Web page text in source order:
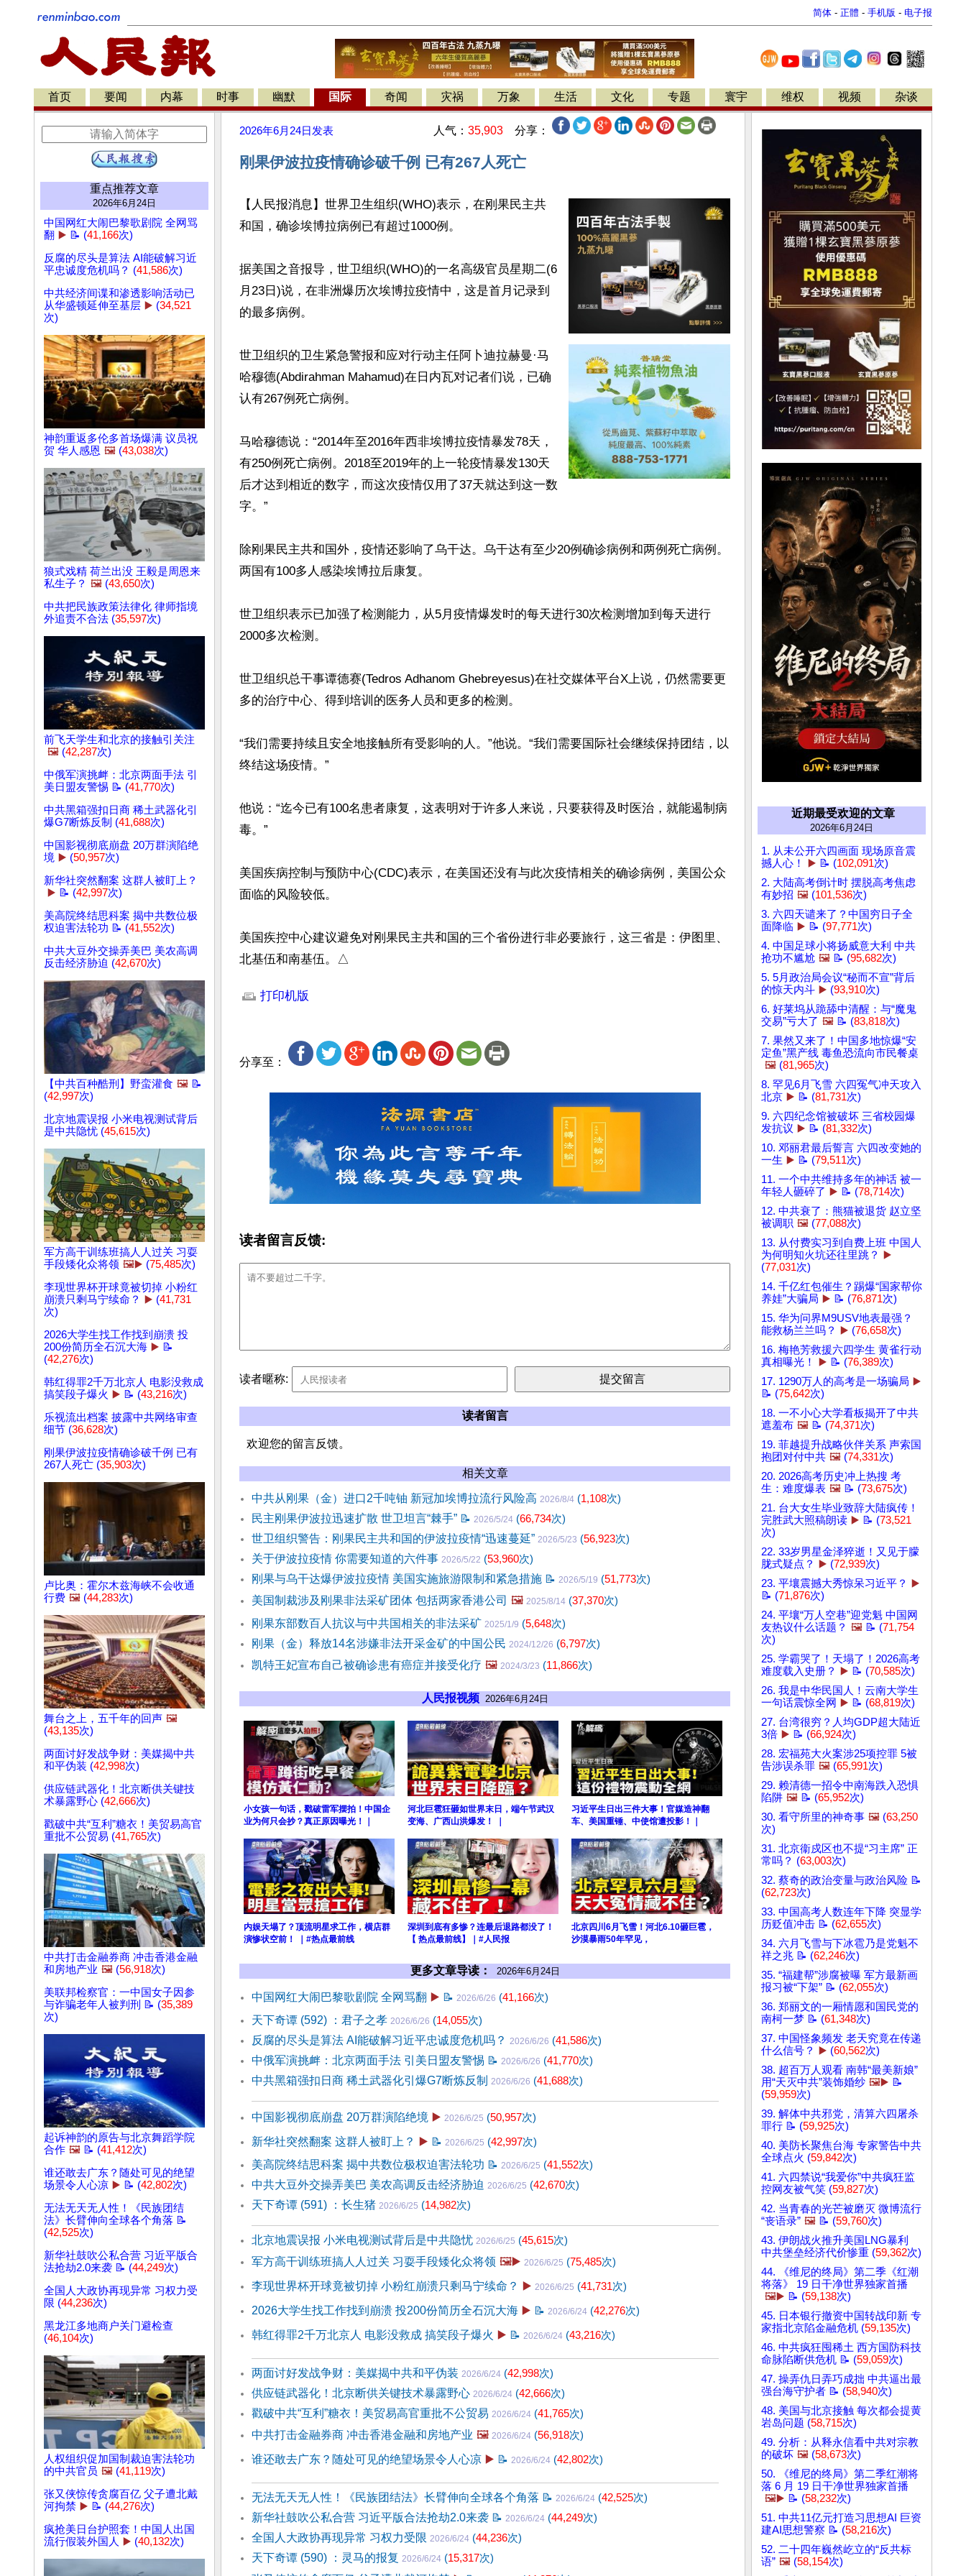
简体 - 正體 - 手机版 - 电子报
首页 要闻 内幕 时事 幽默 国际 奇闻 灾祸 万象 生活 文化 专题 寰宇 维权 视频 杂谈
重点推荐文章
2026年6月24日
中国网红大闹巴黎歌剧院 全网骂
翻 ▶️ 📝 (41,166次)
反腐的尽头是算法 AI能破解习近
平忠诚度危机吗？ (41,586次)
中共经济间谍和渗透影响活动已
从华盛顿延伸至基层 ▶️ (34,521
次)
神韵重返多伦多首场爆满 议员祝
贺 华人感恩 🖼️ (43,038次)
狼式戏精 荷兰出没 王毅是周恩来
私生子？ 🖼️ (43,650次)
中共把民族政策法律化 律师指境
外追责不合法 (35,597次)
前飞天学生和北京的接触引关注
🖼️ (42,287次)
中俄军演挑衅：北京两面手法 引
美日盟友警惕 📝 (41,770次)
中共黑箱强扣日商 稀土武器化引
爆G7断炼反制 (41,688次)
中国影视彻底崩盘 20万群演陷绝
境 ▶️ (50,957次)
新华社突然翻案 这群人被盯上？
▶️ 📝 (42,997次)
美高院终结思科案 揭中共数位极
权迫害法轮功 📝 (41,552次)
中共大豆外交操弄美巴 美农高调
反击经济胁迫 (42,670次)
【中共百种酷刑】野蛮灌食 🖼️ 📝
(42,997次)
北京地震误报 小米电视测试背后
是中共隐忧 (45,615次)
军方高干训练班搞人人过关 习耍
手段矮化众将领 🖼️▶️ (75,485次)
李现世界杯开球竟被切掉 小粉红
崩溃只剩马宁续命？
▶️ (41,731
次)
2026大学生找工作找到崩溃 投
200份简历全石沉大海 ▶️ 📝
(42,276次)
韩红得罪2千万北京人 电影没救成
搞笑段子爆火 ▶️ 📝 (43,216次)
乐视流出档案 披露中共网络审查
细节 (36,628次)
刚果伊波拉疫情确诊破千例 已有
267人死亡 (35,903次)
卢比奥：霍尔木兹海峡不会收通
行费 🖼️ (44,283次)
舞台之上，五千年的回声 🖼️
(43,135次)
两面讨好发战争财：美媒揭中共
和平伪装 (42,998次)
供应链武器化！北京断供关键技
术暴露野心 (42,666次)
戳破中共“互利”糖衣！美贸易高官
重批不公贸易 (41,765次)
中共打击金融券商 冲击香港金融
和房地产业 🖼️ (56,918次)
美联邦检察官：一中国女子因参
与诈骗老年人被判刑 📝 (35,389
次)
起诉神韵的原告与北京舞蹈学院
合作 🖼️ 📝 (41,412次)
谁还敢去广东？随处可见的绝望
场景令人心凉 ▶️ 📝 (42,802次)
无法无天无人性！《民族团结
法》长臂伸向全球各个角落 📝
(42,525次)
新华社鼓吹公私合营 习近平版合
法抢劫2.0来袭 📝 (44,249次)
全国人大政协再现异常 习权力受
限 (44,236次)
黑龙江多地商户关门避检查
(46,104次)
人权组织促加国制裁迫害法轮功
的中共官员 🖼️ (41,119次)
张又侠惊传贪腐百亿 父子遭北戴
河拘禁 ▶️ 📝 (44,276次)
疯抢美日台护照套！中国人出国
流行假装外国人 ▶️ (40,132次)
2026年6月24日 发表 人气： 35,903 分享：
刚果伊波拉疫情确诊破千例 已有267人死亡
【人民报消息】世界卫生组织(WHO)表示，在刚果民主共
和国，确诊埃博拉病例已有超过1000例。
据美国之音报导，世卫组织(WHO)的一名高级官员星期二(6
月23日)说，在非洲爆历次埃博拉疫情中，这是首月记录到
的最多病例。
世卫组织的卫生紧急警报和应对行动主任阿卜迪拉赫曼·马
哈穆德(Abdirahman Mahamud)在日内瓦对记者们说，已确
认有267例死亡病例。
马哈穆德说：“2014年至2016年西非埃博拉疫情暴发78天，
有250例死亡病例。2018至2019年的上一轮疫情暴发130天
后才达到相近的数字，而这次疫情仅用了37天就达到这一数
字。”
除刚果民主共和国外，疫情还影响了乌干达。乌干达有至少20例确诊病例和两例死亡病例。
两国有100多人感染埃博拉后康复。
世卫组织表示已加强了检测能力，从5月疫情爆发时的每天进行30次检测增加到每天进行
2000多次检测。
世卫组织总干事谭德赛(Tedros Adhanom Ghebreyesus)在社交媒体平台X上说，仍然需要更
多的治疗中心、得到培训的医务人员和更多的检测。
“我们需要持续且安全地接触所有受影响的人。”他说。“我们需要国际社会继续保持团结，以
终结这场疫情。”
他说：“迄今已有100名患者康复，这表明对于许多人来说，只要获得及时医治，就能遏制病
毒。”
美国疾病控制与预防中心(CDC)表示，在美国还没有与此次疫情相关的确诊病例，美国公众
面临的风险较低。
美国疾控中心建议避免对刚果民主共和国的三个省份进行非必要旅行，这三省是：伊图里、
北基伍和南基伍。△
打印机版
分享至：
读者留言反馈:
读者暱称:
读者留言
欢迎您的留言反馈。
相关文章
中共从刚果（金）进口2千吨铀 新冠加埃博拉流行风险高 2026/8/4 (1,108次)
民主刚果伊波拉迅速扩散 世卫坦言“棘手” 📝 2026/5/24 (66,734次)
世卫组织警告：刚果民主共和国的伊波拉疫情“迅速蔓延” 2026/5/23 (56,923次)
关于伊波拉疫情 你需要知道的六件事 2026/5/22 (53,960次)
刚果与乌干达爆伊波拉疫情 美国实施旅游限制和紧急措施 📝 2026/5/19 (51,773次)
美国制裁涉及刚果非法采矿团体 包括两家香港公司 🖼️ 2025/8/14 (37,370次)
刚果东部数百人抗议与中共国相关的非法采矿 2025/1/9 (5,648次)
刚果（金）释放14名涉嫌非法开采金矿的中国公民 2024/12/26 (6,797次)
凯特王妃宣布自己被确诊患有癌症并接受化疗 🖼️ 2024/3/23 (11,866次)
人民报视频 2026年6月24日
小女孩一句话，戳破雷军摆拍！中国企
业为何只会抄？真正原因曝光！｜
河北巨雹狂砸如世界末日，端午节武汉
变海、广西山洪爆发！ ｜
习近平生日出三件大事！官媒造神翻
车、美国重锤、中使馆遭投影！｜
内娱天塌了？顶流明星求工作，横店群
演惨状空前！ ｜#热点最前线
深圳到底有多惨？连最后退路都没了！
【 热点最前线】｜#人民报
北京四川6月飞雪！河北6.10砸巨雹，
沙漠暴雨50年罕见，
更多文章导读： 2026年6月24日
中国网红大闹巴黎歌剧院 全网骂翻 ▶️ 📝 2026/6/26 (41,166次)
天下奇谭 (592) ：君子之孝 2026/6/26 (14,055次)
反腐的尽头是算法 AI能破解习近平忠诚度危机吗？ 2026/6/26 (41,586次)
中俄军演挑衅：北京两面手法 引美日盟友警惕 📝 2026/6/26 (41,770次)
中共黑箱强扣日商 稀土武器化引爆G7断炼反制 2026/6/26 (41,688次)
中国影视彻底崩盘 20万群演陷绝境 ▶️ 2026/6/25 (50,957次)
新华社突然翻案 这群人被盯上？ ▶️ 📝 2026/6/25 (42,997次)
美高院终结思科案 揭中共数位极权迫害法轮功 📝 2026/6/25 (41,552次)
中共大豆外交操弄美巴 美农高调反击经济胁迫 2026/6/25 (42,670次)
天下奇谭 (591) ：长生猪 2026/6/25 (14,982次)
北京地震误报 小米电视测试背后是中共隐忧 2026/6/25 (45,615次)
军方高干训练班搞人人过关 习耍手段矮化众将领 🖼️▶️ 2026/6/25 (75,485次)
李现世界杯开球竟被切掉 小粉红崩溃只剩马宁续命？ ▶️ 2026/6/25 (41,731次)
2026大学生找工作找到崩溃 投200份简历全石沉大海 ▶️ 📝 2026/6/24 (42,276次)
韩红得罪2千万北京人 电影没救成 搞笑段子爆火 ▶️ 📝 2026/6/24 (43,216次)
两面讨好发战争财：美媒揭中共和平伪装 2026/6/24 (42,998次)
供应链武器化！北京断供关键技术暴露野心 2026/6/24 (42,666次)
戳破中共“互利”糖衣！美贸易高官重批不公贸易 2026/6/24 (41,765次)
中共打击金融券商 冲击香港金融和房地产业 🖼️ 2026/6/24 (56,918次)
谁还敢去广东？随处可见的绝望场景令人心凉 ▶️ 📝 2026/6/24 (42,802次)
无法无天无人性！《民族团结法》长臂伸向全球各个角落 📝 2026/6/24 (42,525次)
新华社鼓吹公私合营 习近平版合法抢劫2.0来袭 📝 2026/6/24 (44,249次)
全国人大政协再现异常 习权力受限 2026/6/24 (44,236次)
天下奇谭 (590) ：灵马的报复 2026/6/24 (15,317次)
近期最受欢迎的文章
2026年6月24日
1. 从未公开六四画面 现场原音震
撼人心！
▶️ 📝 (102,091次)
2. 大陆高考倒计时 摆脱高考焦虑
有妙招 🖼️ (101,536次)
3. 六四天谴来了？中国穷日子全
面降临 ▶️ 📝 (97,771次)
4. 中国足球小将扬威意大利 中共
抢功不尴尬 🖼️ 📝 (95,682次)
5. 5月政治局会议“秘而不宣”背后
的惊天内斗 ▶️ (93,910次)
6. 好莱坞从跪舔中清醒：与“魔鬼
交易”亏大了 🖼️ 📝 (83,818次)
7. 果然又来了！中国多地惊爆“安
定鱼”黑产线 毒鱼恐流向市民餐桌
🖼️ (81,965次)
8. 罕见6月飞雪 六四冤气冲天攻入
北京 ▶️ 📝 (81,731次)
9. 六四纪念馆被破坏 三省校园爆
发抗议 ▶️ 📝 (81,332次)
10. 邓丽君最后誓言 六四改变她的
一生 ▶️ 📝 (79,511次)
11. 一个中共维持多年的神话 被一
年轻人砸碎了 ▶️ 📝 (78,714次)
12. 中共衰了：熊猫被退货 赵立坚
被调职 🖼️ (77,088次)
13. 从付费实习到自费上班 中国人
为何明知火坑还往里跳？
▶️
(77,031次)
14. 千亿红包催生？踢爆“国家帮你
养娃”大骗局 ▶️ 📝 (76,871次)
15. 华为问界M9USV地表最强？
能救杨兰兰吗？
▶️ (76,658次)
16. 梅艳芳救援六四学生 黄雀行动
真相曝光！
▶️ 📝 (76,389次)
17. 1290万人的高考是一场骗局 ▶️
📝 (75,642次)
18. 一不小心大学看板揭开了中共
遮羞布 🖼️ 📝 (74,371次)
19. 菲越提升战略伙伴关系 声索国
抱团对付中共 🖼️ (74,331次)
20. 2026高考历史冲上热搜 考
生：难度爆表 🖼️ 📝 (73,675次)
21. 台大女生毕业致辞大陆疯传！
完胜武大照稿朗读 ▶️ 📝 (73,521
次)
22. 33岁男星金泽猝逝！又见于朦
胧式疑点？
▶️ (72,939次)
23. 平壤震撼大秀惊呆习近平？
▶️
📝 (71,876次)
24. 平壤“万人空巷”迎党魁 中国网
友热议什么话题？ 🖼️ 📝 (71,754
次)
25. 学霸哭了！天塌了！2026高考
难度载入史册？
▶️ 📝 (70,585次)
26. 我是中华民国人！云南大学生
一句话震惊全网 ▶️ 📝 (68,819次)
27. 台湾很穷？人均GDP超大陆近
3倍 ▶️ 📝 (66,924次)
28. 宏福苑大火案涉25项控罪 5被
告涉误杀罪 🖼️ (65,991次)
29. 赖清德一招令中南海跌入恐惧
陷阱 🖼️ 📝 (65,952次)
30. 看守所里的神奇事 🖼️ (63,250
次)
31. 北京衞戍区也不提“习主席” 正
常吗？ (63,003次)
32. 蔡奇的政治变量与政治风险 📝
(62,723次)
33. 中国高考人数连年下降 突显学
历贬值冲击 📝 (62,655次)
34. 六月飞雪与下冰雹乃是党魁不
祥之兆 📝 (62,246次)
35. “福建帮”涉腐被曝 军方最新画
报习被“下架” 📝 (62,055次)
36. 郑丽文的一厢情愿和国民党的
南柯一梦 📝 (61,348次)
37. 中国怪象频发 老天究竟在传递
什么信号？
▶️ (60,562次)
38. 超百万人观看 南韩“最美新娘”
用“天灭中共”装饰婚纱 🖼️▶️ 📝
(59,959次)
39. 解体中共邪党，清算六四屠杀
罪行 📝 (59,925次)
40. 美防长聚焦台海 专家警告中共
全球点火 (59,842次)
41. 六四禁说“我爱你”中共疯狂监
控网友被气笑 (59,827次)
42. 当青春的光芒被磨灭 微博流行
“丧语录” 🖼️ 📝 (59,760次)
43. 伊朗战火推升美国LNG暴利
中共堡垒经济代价惨重 (59,362次)
44. 《维尼的终局》第二季《红潮
将落》 19 日干净世界独家首播
🖼️▶️ 📝 (59,138次)
45. 日本银行撤资中国转战印新 专
家指北京陷金融危机 (59,135次)
46. 中共疯狂囤稀土 西方国防科技
命脉陷断供危机 📝 (59,059次)
47. 操弄仇日弄巧成拙 中共逼出最
强台海守护者 📝 (58,940次)
48. 美国与北京接触 每次都会提黄
岩岛问题 (58,715次)
49. 分析：从释永信看中共对宗教
的破坏 🖼️ (58,673次)
50. 《维尼的终局》第二季红潮将
落 6 月 19 日干净世界独家首播
🖼️▶️ 📝 (58,232次)
51. 中共11亿元打造习思想AI 巨资
建AI思想警察 📝 (58,216次)
52. 二十四年巍然屹立的“反共标
语” 🖼️ (58,154次)